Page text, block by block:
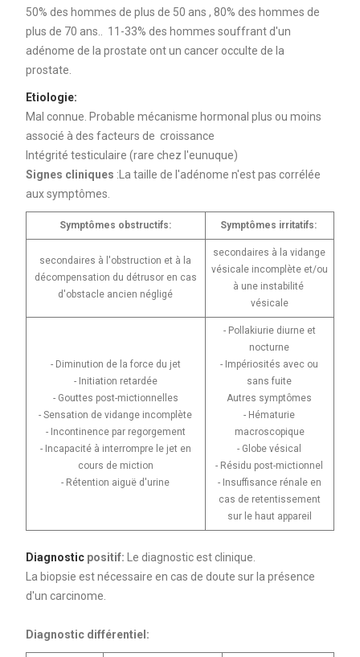
50% des hommes de plus de 50 ans , 80% des hommes de
plus de 70 ans.. 11-33% des hommes souffrant d'un
adénome de la prostate ont un cancer occulte de la
prostate.
Etiologie:
Mal connue. Probable mécanisme hormonal plus ou moins
associé à des facteurs de croissance
Intégrité testiculaire (rare chez l'eunuque)
Signes cliniques :La taille de l'adénome n'est pas corrélée
aux symptômes.
Symptômes obstructifs: Symptômes irritatifs:
secondaires à l'obstruction et à la
décompensation du détrusor en cas
d'obstacle ancien négligé
secondaires à la vidange
vésicale incomplète et/ou
à une instabilité
vésicale
- Diminution de la force du jet
- Initiation retardée
- Gouttes post-mictionnelles
- Sensation de vidange incomplète
- Incontinence par regorgement
- Incapacité à interrompre le jet en
cours de miction
- Rétention aiguë d'urine
- Pollakiurie diurne et
nocturne
- Impériosités avec ou
sans fuite
Autres symptômes
- Hématurie
macroscopique
- Globe vésical
- Résidu post-mictionnel
- Insuffisance rénale en
cas de retentissement
sur le haut appareil
Diagnosticpositif: Le diagnostic est clinique.
La biopsie est nécessaire en cas de doute sur la présence
d'un carcinome.
Diagnostic différentiel: